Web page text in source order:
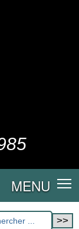
MENU